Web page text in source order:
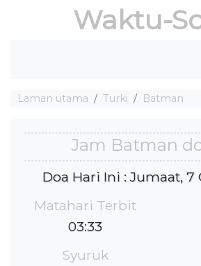
Waktu-
Laman utama Turki Batman
Jam Batman
Doa Hari Ini : Jumaat, 7
Matahari Terbit
03:33
Syuruk